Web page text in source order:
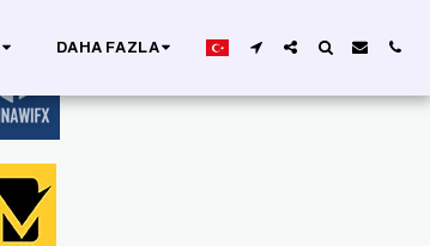
DAHA FAZLA